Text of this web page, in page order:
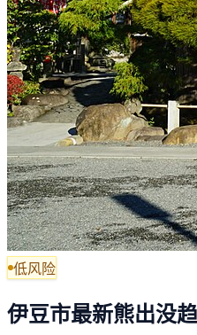
低风险
伊豆市最新熊出没